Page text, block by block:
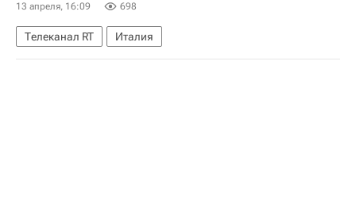
Куликово поле (заповедник)
Русское поле (музей)
13 апреля, 16:09 698
Телеканал RT Италия